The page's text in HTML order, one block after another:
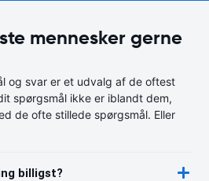
mennesker gerne
og svar er et udvalg af de oftest
spørgsmål ikke er iblandt dem,
de ofte stillede spørgsmål. Eller
billigst?